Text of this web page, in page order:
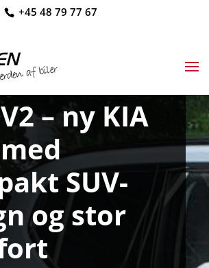
+45 48 79 77 67
– ny KIA
SUV-
og stor